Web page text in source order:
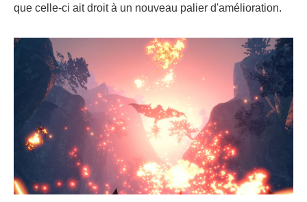
que celle-ci ait droit à un nouveau palier d'amélioration.